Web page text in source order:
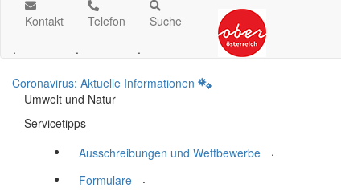
Kontakt
.
Telefon
.
Suche
.
Coronavirus: Aktuelle Informationen
Umwelt und Natur
Servicetipps
Ausschreibungen und Wettbewerbe
.
Formulare
.